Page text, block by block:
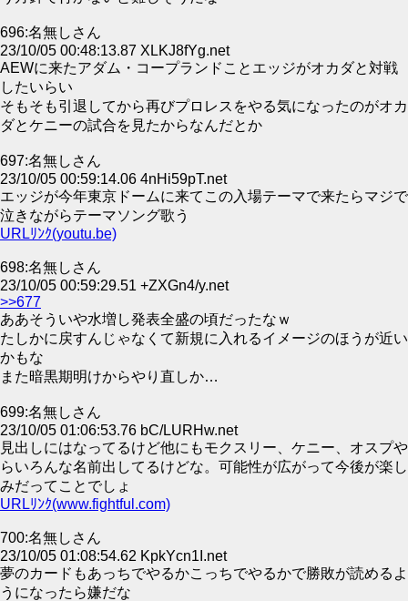
696:名無しさん
23/10/05 00:48:13.87 XLKJ8fYg.net
AEWに来たアダム・コープランドことエッジがオカダと対戦
したいらい
そもそも引退してから再びプロレスをやる気になったのがオカ
ダとケニーの試合を見たからなんだとか
697:名無しさん
23/10/05 00:59:14.06 4nHi59pT.net
エッジが今年東京ドームに来てこの入場テーマで来たらマジで
泣きながらテーマソング歌う
URLﾘﾝｸ(youtu.be)
698:名無しさん
23/10/05 00:59:29.51 +ZXGn4/y.net
>>677
ああそういや水増し発表全盛の頃だったなｗ
たしかに戻すんじゃなくて新規に入れるイメージのほうが近い
かもな
また暗黒期明けからやり直しか…
699:名無しさん
23/10/05 01:06:53.76 bC/LURHw.net
見出しにはなってるけど他にもモクスリー、ケニー、オスプや
らいろんな名前出してるけどな。可能性が広がって今後が楽し
みだってことでしょ
URLﾘﾝｸ(www.fightful.com)
700:名無しさん
23/10/05 01:08:54.62 KpkYcn1I.net
夢のカードもあっちでやるかこっちでやるかで勝敗が読めるよ
うになったら嫌だな